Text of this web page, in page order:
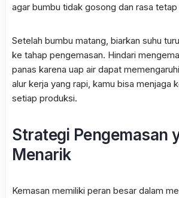
agar bumbu tidak gosong dan rasa
Setelah bumbu matang, biarkan suhu
ke tahap pengemasan. Hindari
panas karena uap air dapat
alur kerja yang rapi, kamu bisa menjaga
setiap produksi.
Strategi Pengemasan
Menarik
Kemasan memiliki peran besar dalam